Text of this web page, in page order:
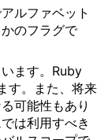
ルファベット
のフラグで
ます。Ruby
す。また、将来
可能性もあり
は利用すべき